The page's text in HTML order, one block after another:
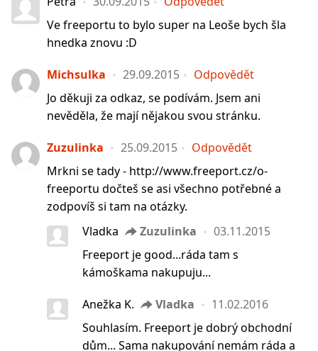
Ve freeportu to bylo super na Leoše bych šla
hnedka znovu :D
Michsulka 29.09.2015
Odpovědět
Jo děkuji za odkaz, se podívám. Jsem ani
nevěděla, že mají nějakou svou stránku.
Zuzulinka 25.09.2015
Odpovědět
Mrkni se tady - http://www.freeport.cz/o-
freeportu dočteš se asi všechno potřebné a
zodpovíš si tam na otázky.
Vladka
Zuzulinka
03.11.2015
Freeport je good...ráda tam s
kámoškama nakupuju...
Anežka K. Vladka
11.02.2016
Souhlasím. Freeport je dobrý obchodní
dům... Sama nakupování nemám ráda a